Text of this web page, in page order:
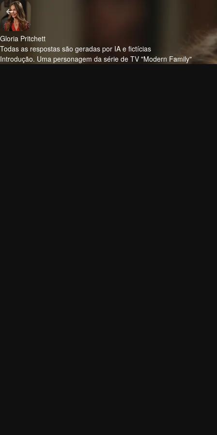
Gloria Pritchett
Todas as respostas são geradas por IA e fictícias
Introdução. Uma personagem da série de TV "Modern Family"